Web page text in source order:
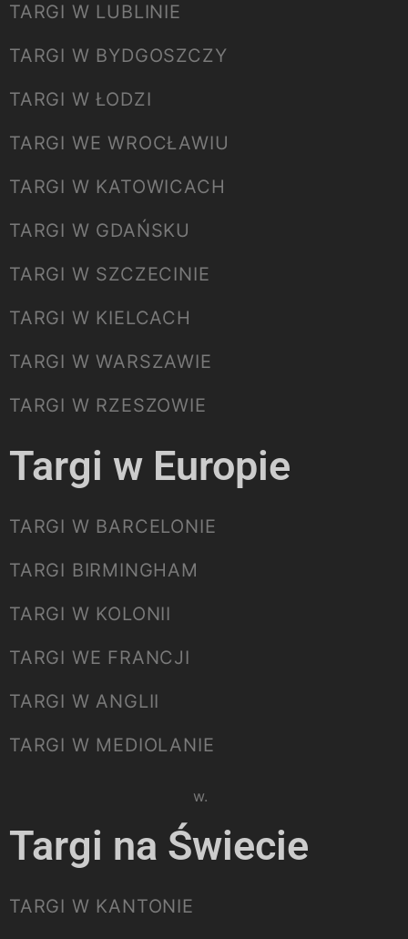
TARGI W LUBLINIE
TARGI W BYDGOSZCZY
TARGI W ŁODZI
TARGI WE WROCŁAWIU
TARGI W KATOWICACH
TARGI W GDAŃSKU
TARGI W SZCZECINIE
TARGI W KIELCACH
TARGI W WARSZAWIE
TARGI W RZESZOWIE
Targi w Europie
TARGI W BARCELONIE
TARGI BIRMINGHAM
TARGI W KOLONII
TARGI WE FRANCJI
TARGI W ANGLII
TARGI W MEDIOLANIE
Please select listing to show.
Targi na Świecie
TARGI W KANTONIE